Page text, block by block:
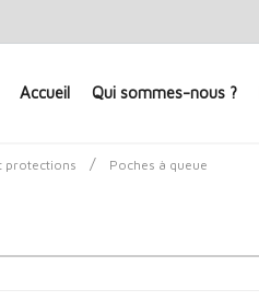
Accueil Qui sommes-nous ?
protections / Poches à queue